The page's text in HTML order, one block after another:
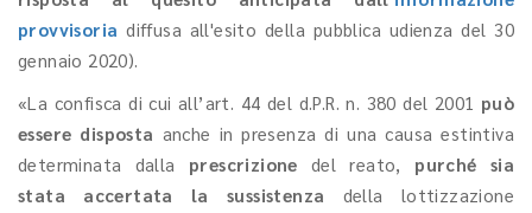
provvisoria diffusa all'esito della pubblica udienza del 30
gennaio 2020).
«La confisca di cui all’art. 44 del d.P.R. n. 380 del 2001 può
essere disposta anche in presenza di una causa estintiva
determinata dalla prescrizione del reato, purché sia
stata accertata la sussistenza della lottizzazione